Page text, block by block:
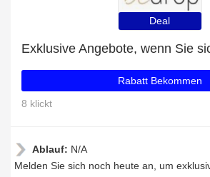
Deal
Rabatt Bekommen
8 klickt
Ablauf: N/A
Melden Sie sich noch heute an, um